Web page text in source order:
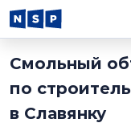
Смольный
по
в Славянку